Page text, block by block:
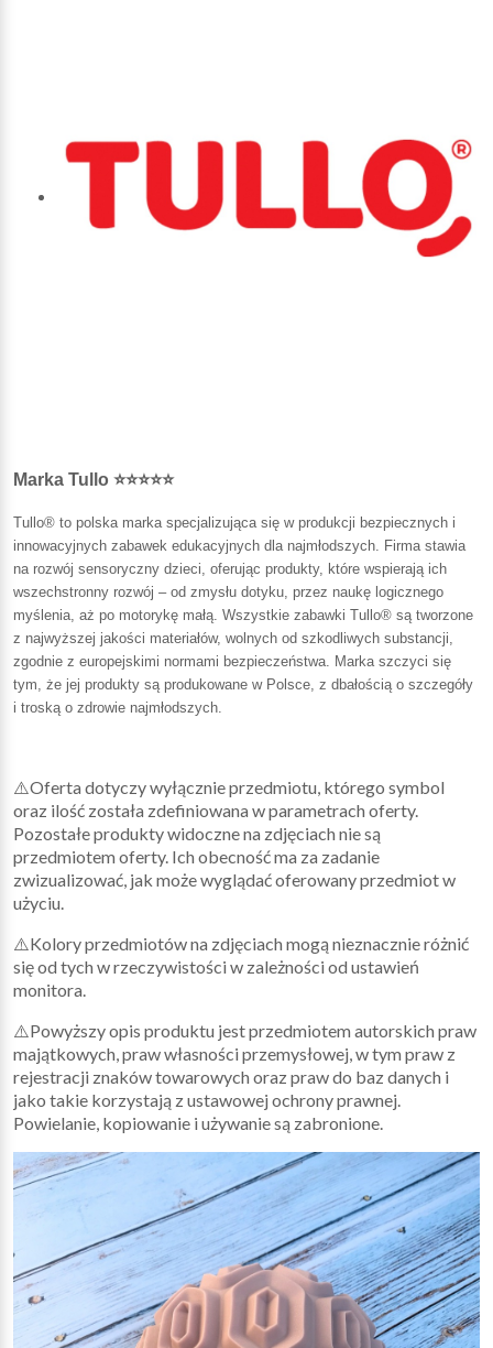
Marka Tullo ⭐⭐⭐⭐⭐
Tullo® to polska marka specjalizująca się w produkcji bezpiecznych i
innowacyjnych zabawek edukacyjnych dla najmłodszych. Firma stawia
na rozwój sensoryczny dzieci, oferując produkty, które wspierają ich
wszechstronny rozwój – od zmysłu dotyku, przez naukę logicznego
myślenia, aż po motorykę małą. Wszystkie zabawki Tullo® są tworzone
z najwyższej jakości materiałów, wolnych od szkodliwych substancji,
zgodnie z europejskimi normami bezpieczeństwa. Marka szczyci się
tym, że jej produkty są produkowane w Polsce, z dbałością o szczegóły
i troską o zdrowie najmłodszych.
⚠️Oferta dotyczy wyłącznie przedmiotu, którego symbol
oraz ilość została zdefiniowana w parametrach oferty.
Pozostałe produkty widoczne na zdjęciach nie są
przedmiotem oferty. Ich obecność ma za zadanie
zwizualizować, jak może wyglądać oferowany przedmiot w
użyciu.
⚠️Kolory przedmiotów na zdjęciach mogą nieznacznie różnić
się od tych w rzeczywistości w zależności od ustawień
monitora.
⚠️Powyższy opis produktu jest przedmiotem autorskich praw
majątkowych, praw własności przemysłowej, w tym praw z
rejestracji znaków towarowych oraz praw do baz danych i
jako takie korzystają z ustawowej ochrony prawnej.
Powielanie, kopiowanie i używanie są zabronione.